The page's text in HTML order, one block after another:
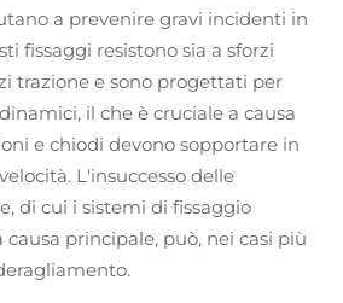
a prevenire gravi incidenti in
fissaggi resistono sia a sforzi
trazione e sono progettati per
il che è cruciale a causa
e chiodi devono sopportare in
L'insuccesso delle
di cui i sistemi di fissaggio
principale, può, nei casi più